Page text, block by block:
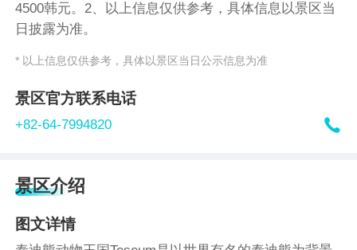
4500韩元。2、以上信息仅供参考，具体信息以景区当
日披露为准。
* 以上信息仅供参考，具体以景区当日公示信息为准
景区官方联系电话
+82-64-7994820 
景区介绍
图文详情